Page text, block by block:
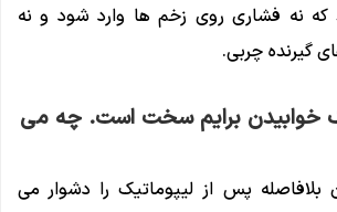
که نه فشاری روی زخم ها وارد شود و نه
گیرنده چربی.
خوابیدن برایم سخت است. چه می
بلافاصله پس از لیپوماتیک را دشوار می